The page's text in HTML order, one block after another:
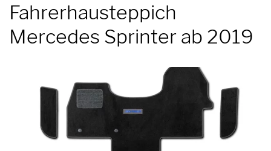
Fahrerhausteppich
Mercedes Sprinter ab 2019